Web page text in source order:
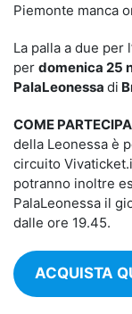
Piemonte manca
La palla a due per
per domenica 25
PalaLeonessa di
COME
della Leonessa è
circuito
potranno inoltre
PalaLeonessa il
dalle ore 19.45.
ACQUISTA